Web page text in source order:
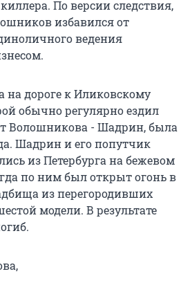
По версии следствия,
избавился от
ведения
на дороге к Иликовскому
обычно регулярно ездил
Волошникова - Шадрин, была
Шадрин и его попутчик
из Петербурга на бежевом
по ним был открыт огонь в
из перегородивших
модели. В результате